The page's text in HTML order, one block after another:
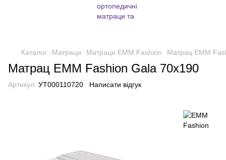
Каталог Матраци Матраци EMM Fashion Матрац EMM
Матрац EMM Fashion Gala 70х190
Артикул: УТ000110720 Написати відгук